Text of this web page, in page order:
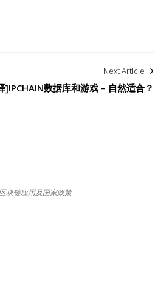
Next Article
]IPCHAIN数据库和游戏 – 自然适合？
块链应用及国家政策